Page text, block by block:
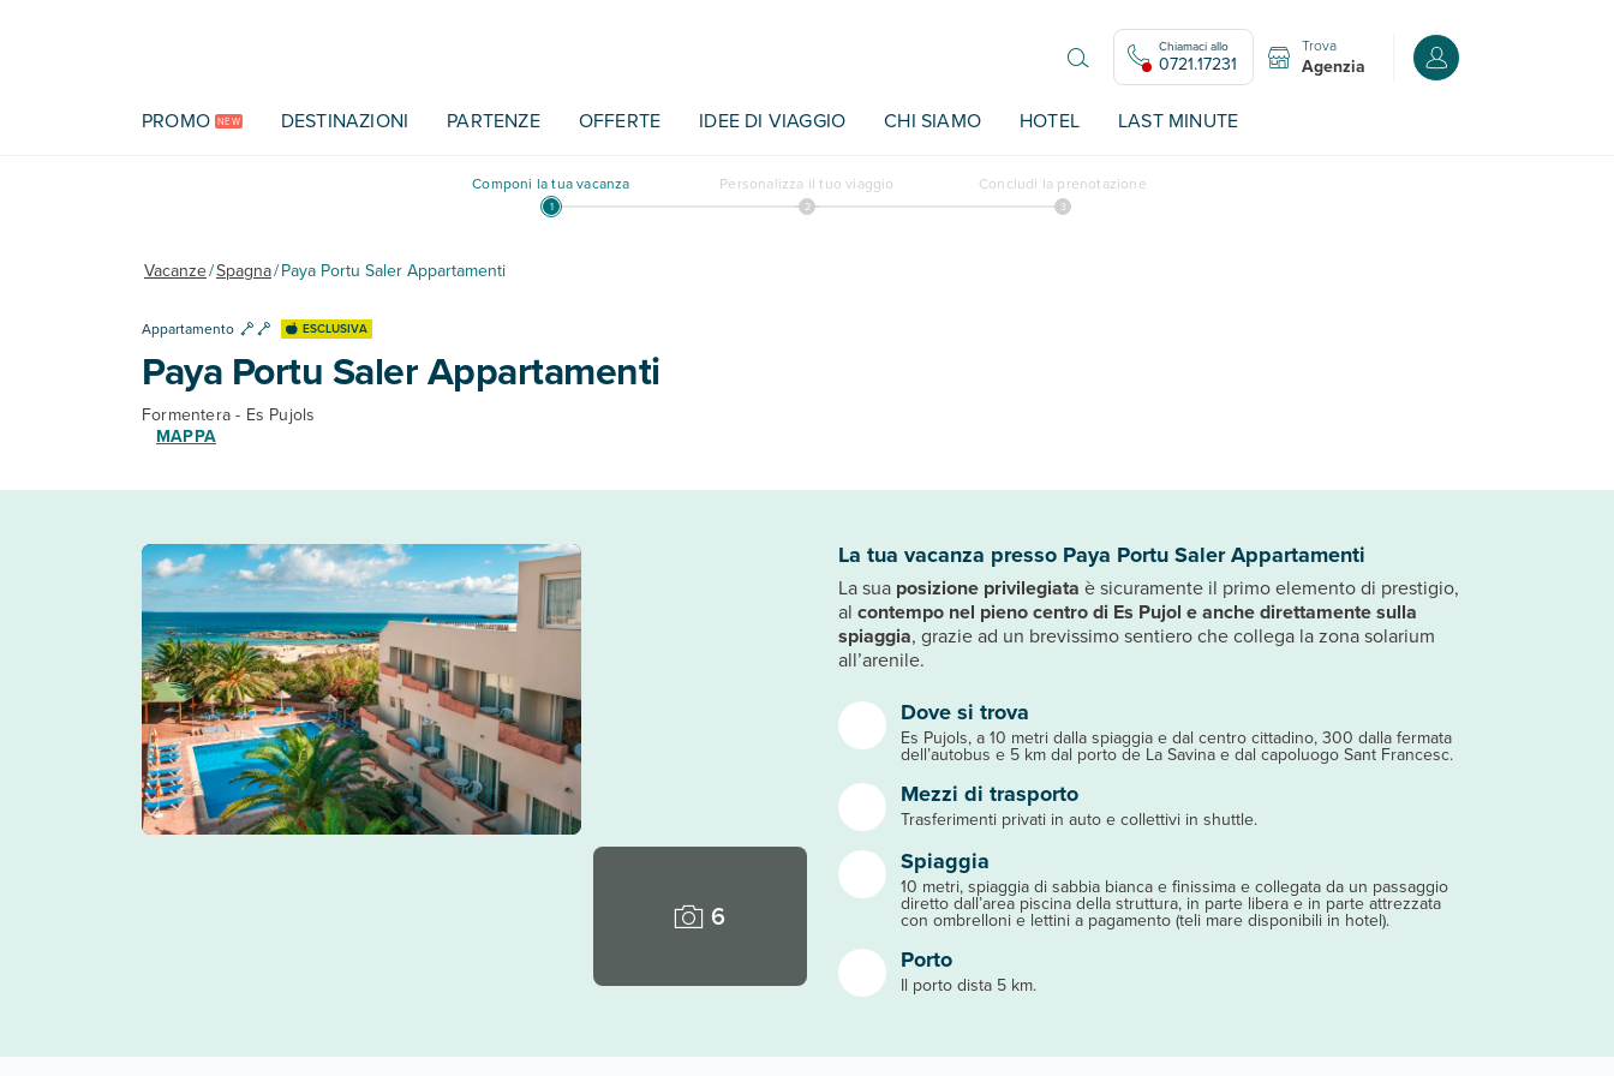
Chiamaci allo
0721.17231
Trova
Agenzia Accedi o registrati
PROMO NEW DESTINAZIONI PARTENZE OFFERTE IDEE DI VIAGGIO CHI SIAMO HOTEL LAST MINUTE
Componi la tua vacanza Personalizza il tuo viaggio Concludi la prenotazione
Vacanze/Spagna/Paya Portu Saler Appartamenti
Appartamento ESCLUSIVA
Paya Portu Saler Appartamenti
Formentera - Es Pujols
MAPPA
6
Dove si trova
Es Pujols, a 10 metri dalla spiaggia e dal centro cittadino, 300 dalla fermata
dell’autobus e 5 km dal porto de La Savina e dal capoluogo Sant Francesc.
Mezzi di trasporto
Trasferimenti privati in auto e collettivi in shuttle.
Spiaggia
10 metri, spiaggia di sabbia bianca e finissima e collegata da un passaggio
diretto dall’area piscina della struttura, in parte libera e in parte attrezzata
con ombrelloni e lettini a pagamento (teli mare disponibili in hotel).
Porto
Il porto dista 5 km.
La tua vacanza presso Paya Portu Saler Appartamenti
La sua posizione privilegiata è sicuramente il primo elemento di prestigio,
al contempo nel pieno centro di Es Pujol e anche direttamente sulla
spiaggia, grazie ad un brevissimo sentiero che collega la zona solarium
all’arenile.